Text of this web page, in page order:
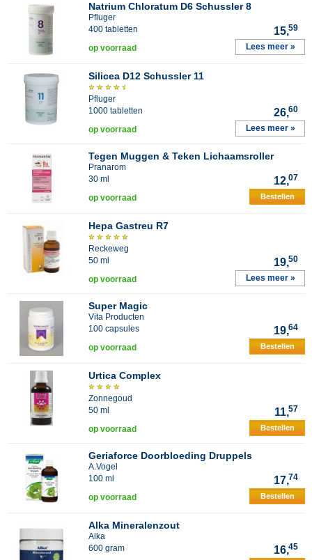
Natrium Chloratum D6 Schussler 8
Pfluger
400 tabletten
15,59
op voorraad Lees meer »
Silicea D12 Schussler 11
Pfluger
1000 tabletten
26,60
op voorraad Lees meer »
Tegen Muggen & Teken Lichaamsroller
Pranarom
30 ml
12,07
op voorraad Bestellen
Hepa Gastreu R7
Reckeweg
50 ml
19,50
op voorraad Lees meer »
Super Magic
Vita Producten
100 capsules
19,64
op voorraad Bestellen
Urtica Complex
Zonnegoud
50 ml
11,57
op voorraad Bestellen
Geriaforce Doorbloeding Druppels
A.Vogel
100 ml
17,74
op voorraad Bestellen
Alka Mineralenzout
Alka
600 gram
16,45